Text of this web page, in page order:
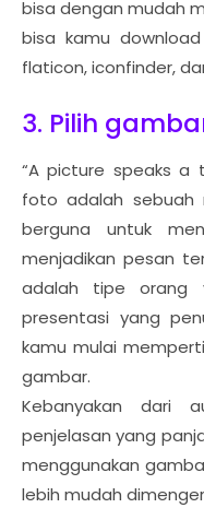
bisa dengan mudah
bisa kamu
flaticon, iconfinder,
3. Pilih
“A picture speaks a
foto adalah sebuah
berguna untuk
menjadikan pesan
adalah tipe orang
presentasi yang
kamu mulai
gambar.
Kebanyakan dari
penjelasan yang
menggunakan
lebih mudah